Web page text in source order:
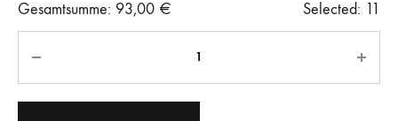
Gesamtsumme: 93,00 € Selected: 11
Anzahl